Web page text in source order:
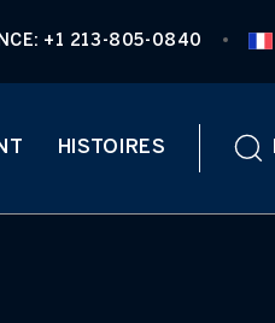
+1 213-805-0840
HISTOIRES